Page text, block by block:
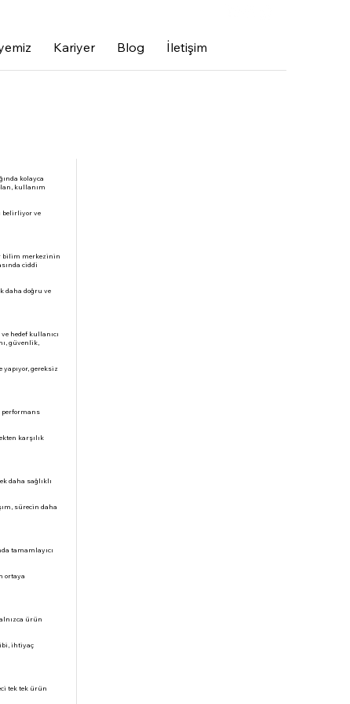
Kariyer Blog İletişim
kolayca
kullanım
belirliyor ve
bilim merkezinin
ciddi
daha doğru ve
hedef kullanıcı
güvenlik,
gereksiz
performans
karşılık
daha sağlıklı
sürecin daha
tamamlayıcı
ortaya
ürün
ihtiyaç
tek tek ürün